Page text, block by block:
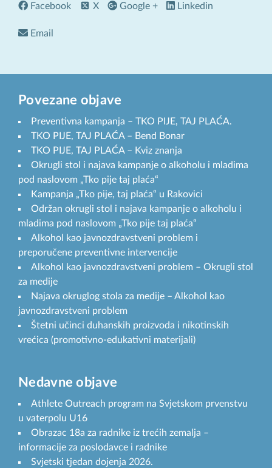
Facebook X Google + Linkedin
Email
Povezane objave
Preventivna kampanja – TKO PIJE, TAJ PLAĆA.
TKO PIJE, TAJ PLAĆA – Bend Bonar
TKO PIJE, TAJ PLAĆA – Kviz znanja
Okrugli stol i najava kampanje o alkoholu i mladima
pod naslovom „Tko pije taj plaća“
Kampanja „Tko pije, taj plaća“ u Rakovici
Održan okrugli stol i najava kampanje o alkoholu i
mladima pod naslovom „Tko pije taj plaća“
Alkohol kao javnozdravstveni problem i
preporučene preventivne intervencije
Alkohol kao javnozdravstveni problem – Okrugli stol
za medije
Najava okruglog stola za medije – Alkohol kao
javnozdravstveni problem
Štetni učinci duhanskih proizvoda i nikotinskih
vrećica (promotivno-edukativni materijali)
Nedavne objave
Athlete Outreach program na Svjetskom prvenstvu
u vaterpolu U16
Obrazac 18a za radnike iz trećih zemalja –
informacije za poslodavce i radnike
Svjetski tjedan dojenja 2026.